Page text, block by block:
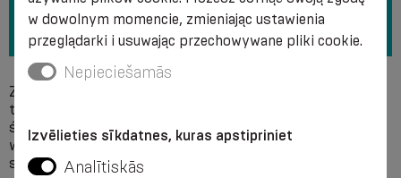
Zalecamy ręczne mycie w roztworze mydła w
temperaturze + 40 °C bez użycia wybielaczy. Nie stosować
środków chemicznych do czyszczenia. Zaleca się delikatne
wyciskanie wody bez skrzydeł i wysuszenie produktu w
sposób rozproszony. Nie prasować.
w dowolnym momencie, zmieniając ustawienia
przeglądarki i usuwając przechowywane pliki cookie.
Nepieciešamās
Izvēlieties sīkdatnes, kuras apstipriniet
Analītiskās